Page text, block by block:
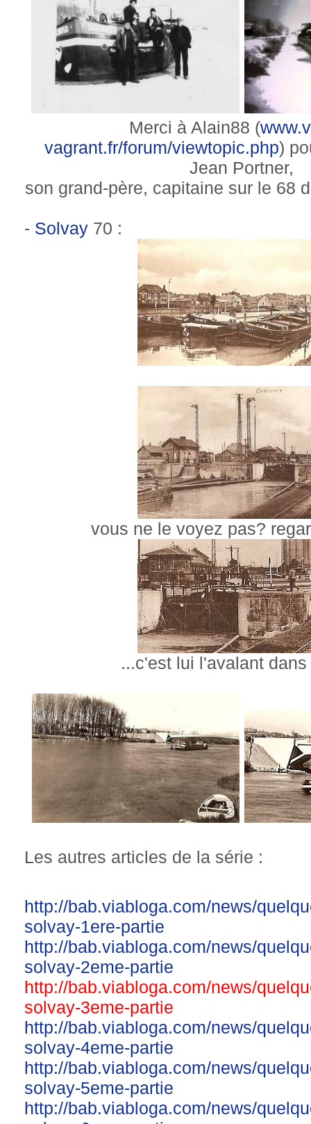
Merci à Alain88 (
vagrant.fr/forum/viewtopic.php)
Jean Portner,
son grand-père, capitaine sur le 68
- Solvay 70 :
vous ne le voyez pas?
...c'est lui l'avalant
Les autres articles de la série :
http://bab.viabloga.com/news/
solvay-1ere-partie
http://bab.viabloga.com/news/
solvay-2eme-partie
http://bab.viabloga.com/news/
solvay-3eme-partie
http://bab.viabloga.com/news/
solvay-4eme-partie
http://bab.viabloga.com/news/
solvay-5eme-partie
http://bab.viabloga.com/news/